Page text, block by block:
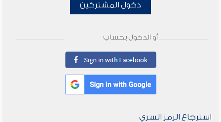
دخول المشتركين
أو الدخول بحساب
استرجاع الرمز السري